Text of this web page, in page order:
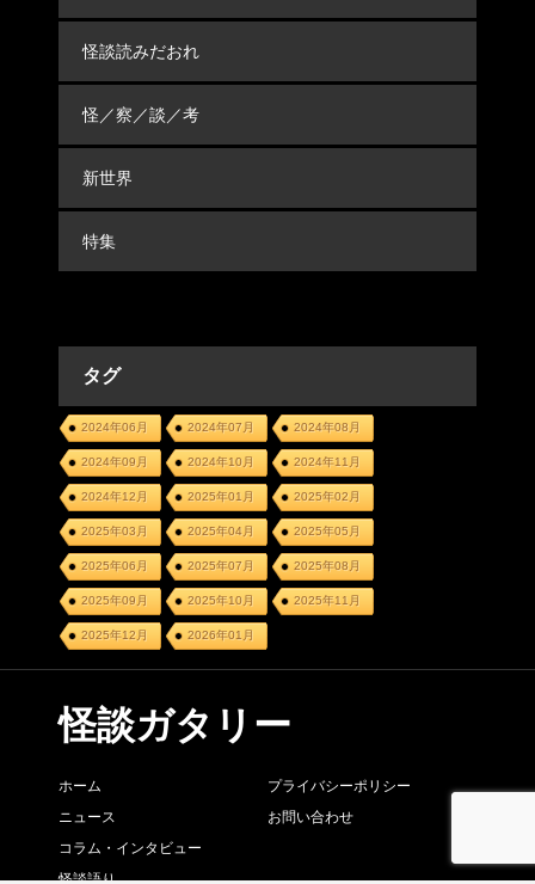
怪談読みだおれ
怪／察／談／考
新世界
特集
タグ
2024年06月 2024年07月 2024年08月
2024年09月 2024年10月 2024年11月
2024年12月 2025年01月 2025年02月
2025年03月 2025年04月 2025年05月
2025年06月 2025年07月 2025年08月
2025年09月 2025年10月 2025年11月
2025年12月 2026年01月
怪談ガタリー
ホーム
ニュース
コラム・インタビュー
怪談語り
プライバシーポリシー
お問い合わせ